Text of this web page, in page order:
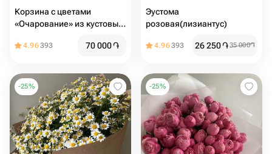
Корзина с цветами
«Очарование» из кустовых
4.96393 70 000֏
Эустома
розовая(лизиантус)
4.96393 26 250֏35 000֏
-25% -25%